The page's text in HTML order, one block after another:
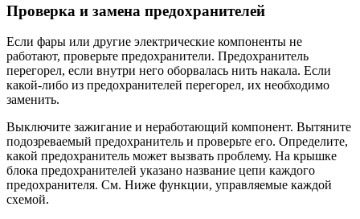
Проверка и замена предохранителей
Если фары или другие электрические компоненты не
работают, проверьте предохранители. Предохранитель
перегорел, если внутри него оборвалась нить накала. Если
какой-либо из предохранителей перегорел, их необходимо
заменить.
Выключите зажигание и неработающий компонент. Вытяните
подозреваемый предохранитель и проверьте его. Определите,
какой предохранитель может вызвать проблему. На крышке
блока предохранителей указано название цепи каждого
предохранителя. См. Ниже функции, управляемые каждой
схемой.